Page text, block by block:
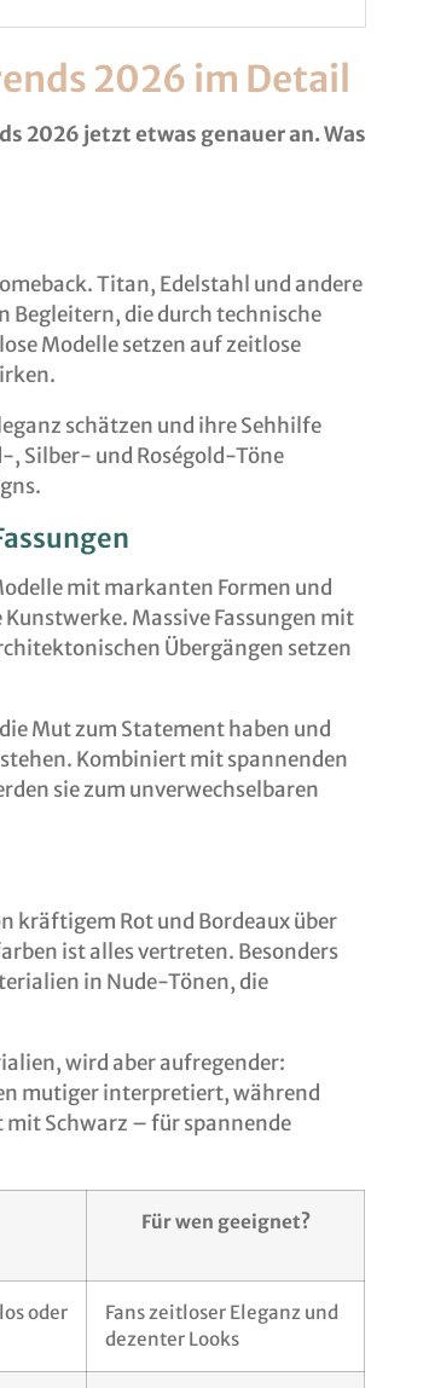
2026 im Detail
2026 jetzt etwas genauer an. Was
Titan, Edelstahl und andere
die durch technische
Modelle setzen auf zeitlose
schätzen und ihre Sehhilfe
, Silber- und Roségold-Töne
mit markanten Formen und
Massive Fassungen mit
Übergängen setzen
Mut zum Statement haben und
Kombiniert mit spannenden
sie zum unverwechselbaren
kräftigem Rot und Bordeaux über
ist alles vertreten. Besonders
in Nude-Tönen, die
wird aber aufregender:
mutiger interpretiert, während
Schwarz – für spannende
Für wen geeignet?
oder
Fans zeitloser Eleganz und
dezenter Looks